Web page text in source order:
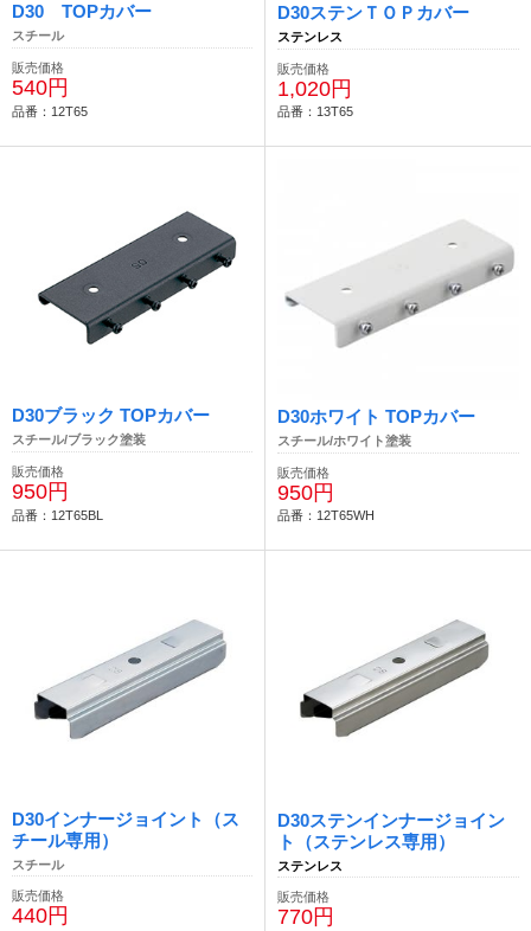
D30 TOPカバー
スチール
販売価格
540円
品番：12T65
D30ステンＴＯＰカバー
ステンレス
販売価格
1,020円
品番：13T65
D30ブラック TOPカバー
スチール/ブラック塗装
販売価格
950円
品番：12T65BL
D30ホワイト TOPカバー
スチール/ホワイト塗装
販売価格
950円
品番：12T65WH
D30インナージョイント（ス
チール専用）
スチール
販売価格
440円
D30ステンインナージョイン
ト（ステンレス専用）
ステンレス
販売価格
770円